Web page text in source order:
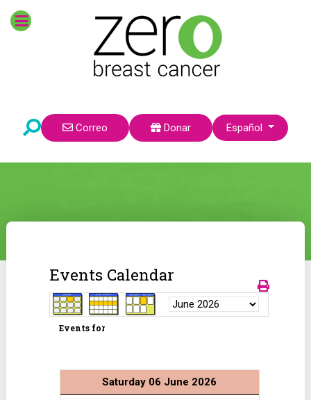
Correo Donar Seleccione su idioma
Español
Events Calendar
Events for
Saturday 06 June 2026